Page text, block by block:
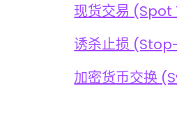
现货交易
诱杀止损
加密货币交换